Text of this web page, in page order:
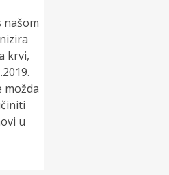
našom
krvi,
možda
u